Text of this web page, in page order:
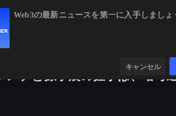
プと孫宇晨の握手は、暗号
世界とのこの密接な相互作用は、業界の新たな
Web3の最新ニュースを第一に入手しましょ
キャンセル